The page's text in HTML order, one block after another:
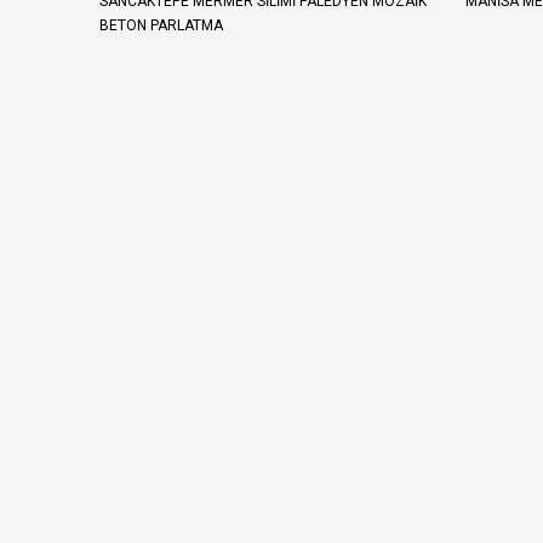
BETON PARLATMA